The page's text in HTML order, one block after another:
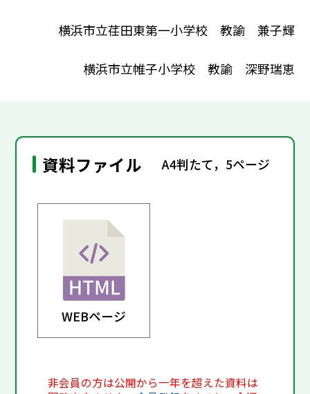
横浜市立荏田東第一小学校 教諭 兼子輝
横浜市立帷子小学校 教諭 深野瑞恵
資料ファイル A4判たて，5ページ
WEBページ
非会員の方は公開から一年を超えた資料は